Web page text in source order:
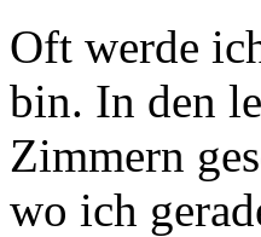
Oft werde
bin. In den
Zimmern
wo ich